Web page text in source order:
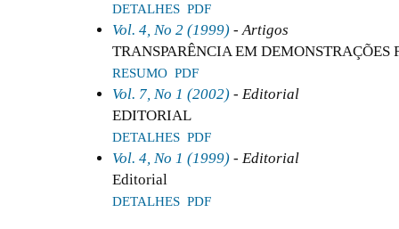
DETALHES PDF
Vol. 4, No 2 (1999) - Artigos
TRANSPARÊNCIA EM DEMONSTRAÇÕES
RESUMO PDF
Vol. 7, No 1 (2002) - Editorial
EDITORIAL
DETALHES PDF
Vol. 4, No 1 (1999) - Editorial
Editorial
DETALHES PDF